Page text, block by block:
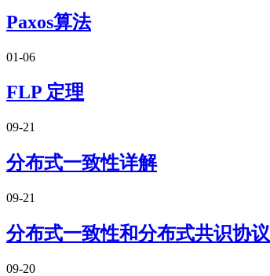
Paxos算法
01-06
FLP 定理
09-21
分布式一致性详解
09-21
分布式一致性和分布式共识协议
09-20